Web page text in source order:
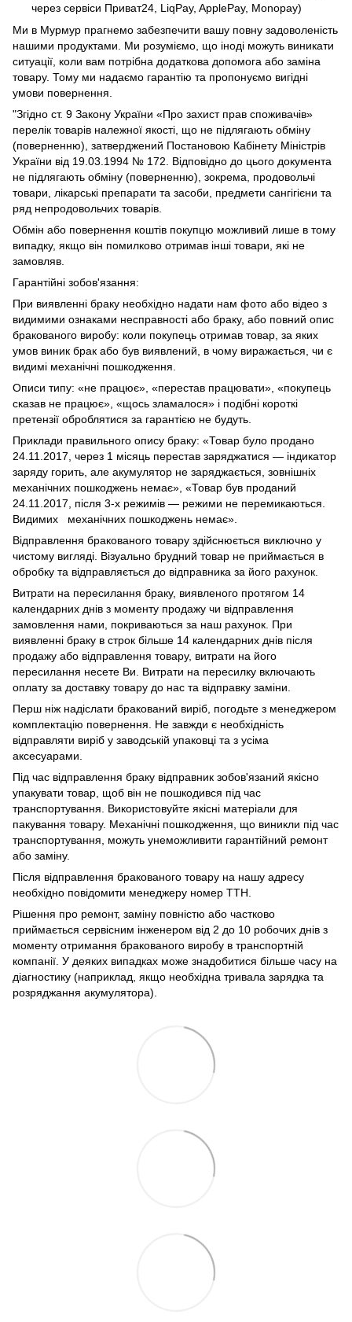
через сервіси Приват24, LiqPay, ApplePay, Monopay)
Ми в Мурмур прагнемо забезпечити вашу повну задоволеність
нашими продуктами. Ми розуміємо, що іноді можуть виникати
ситуації, коли вам потрібна додаткова допомога або заміна
товару. Тому ми надаємо гарантію та пропонуємо вигідні
умови повернення.
"Згідно ст. 9 Закону України «Про захист прав споживачів»
перелік товарів належної якості, що не підлягають обміну
(поверненню), затверджений Постановою Кабінету Міністрів
України від 19.03.1994 № 172. Відповідно до цього документа
не підлягають обміну (поверненню), зокрема, продовольчі
товари, лікарські препарати та засоби, предмети сангігієни та
ряд непродовольчих товарів.
Обмін або повернення коштів покупцю можливий лише в тому
випадку, якщо він помилково отримав інші товари, які не
замовляв.
Гарантійні зобов'язання:
При виявленні браку необхідно надати нам фото або відео з
видимими ознаками несправності або браку, або повний опис
бракованого виробу: коли покупець отримав товар, за яких
умов виник брак або був виявлений, в чому виражається, чи є
видимі механічні пошкодження.
Описи типу: «не працює», «перестав працювати», «покупець
сказав не працює», «щось зламалося» і подібні короткі
претензії оброблятися за гарантією не будуть.
Приклади правильного опису браку: «Товар було продано
24.11.2017, через 1 місяць перестав заряджатися — індикатор
заряду горить, але акумулятор не заряджається, зовнішніх
механічних пошкоджень немає», «Товар був проданий
24.11.2017, після 3-х режимів — режими не перемикаються.
Видимих механічних пошкоджень немає».
Відправлення бракованого товару здійснюється виключно у
чистому вигляді. Візуально брудний товар не приймається в
обробку та відправляється до відправника за його рахунок.
Витрати на пересилання браку, виявленого протягом 14
календарних днів з моменту продажу чи відправлення
замовлення нами, покриваються за наш рахунок. При
виявленні браку в строк більше 14 календарних днів після
продажу або відправлення товару, витрати на його
пересилання несете Ви. Витрати на пересилку включають
оплату за доставку товару до нас та відправку заміни.
Перш ніж надіслати бракований виріб, погодьте з менеджером
комплектацію повернення. Не завжди є необхідність
відправляти виріб у заводській упаковці та з усіма
аксесуарами.
Під час відправлення браку відправник зобов'язаний якісно
упакувати товар, щоб він не пошкодився під час
транспортування. Використовуйте якісні матеріали для
пакування товару. Механічні пошкодження, що виникли під час
транспортування, можуть унеможливити гарантійний ремонт
або заміну.
Після відправлення бракованого товару на нашу адресу
необхідно повідомити менеджеру номер ТТН.
Рішення про ремонт, заміну повністю або частково
приймається сервісним інженером від 2 до 10 робочих днів з
моменту отримання бракованого виробу в транспортній
компанії. У деяких випадках може знадобитися більше часу на
діагностику (наприклад, якщо необхідна тривала зарядка та
розряджання акумулятора).